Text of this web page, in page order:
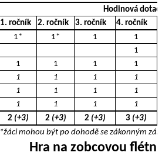
Hodinová
1. ročník
2. ročník 3. ročník 4. ročník
1* 1* 1
1
1
1 1 1
1
1 1 1
1
1 1 1
1
1 1 1
1
2 (+3) 2 (+3) 2 (+3) 3 (+3)
*žáci mohou být po dohodě se zákonným
Hra na zobcovou